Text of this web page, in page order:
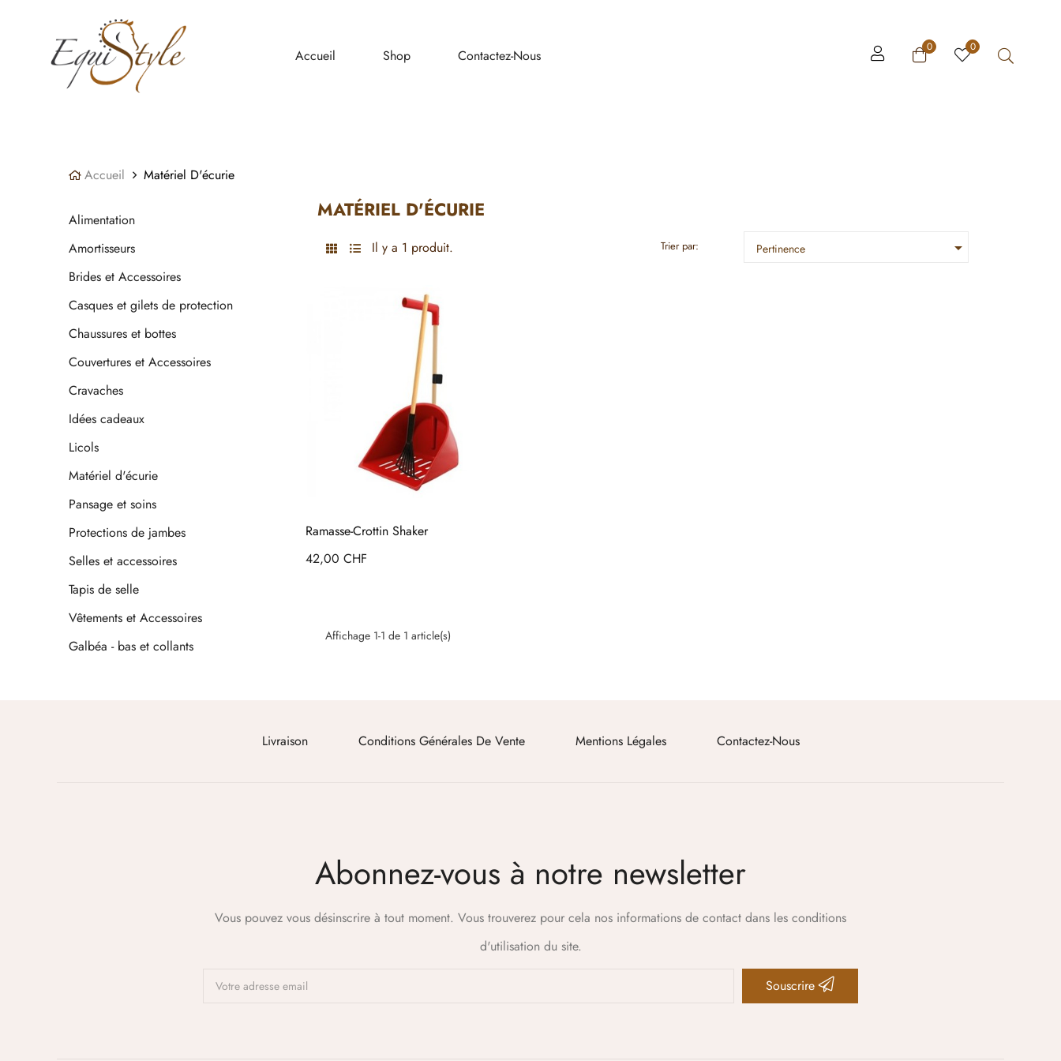
Accueil Shop Contactez-Nous 0 0
Accueil Matériel D'écurie
Alimentation
Amortisseurs
Brides et Accessoires
Casques et gilets de protection
Chaussures et bottes
Couvertures et Accessoires
Cravaches
Idées cadeaux
Licols
Matériel d'écurie
Pansage et soins
Protections de jambes
Selles et accessoires
Tapis de selle
Vêtements et Accessoires
Galbéa - bas et collants
MATÉRIEL D'ÉCURIE
Il y a 1 produit. Trier par: Pertinence 
Ramasse-Crottin Shaker
Prix
42,00 CHF
Affichage 1-1 de 1 article(s)
Livraison Conditions Générales De Vente Mentions Légales Contactez-Nous
Abonnez-vous à notre newsletter
Vous pouvez vous désinscrire à tout moment. Vous trouverez pour cela nos informations de contact dans les conditions
d'utilisation du site.
Souscrire